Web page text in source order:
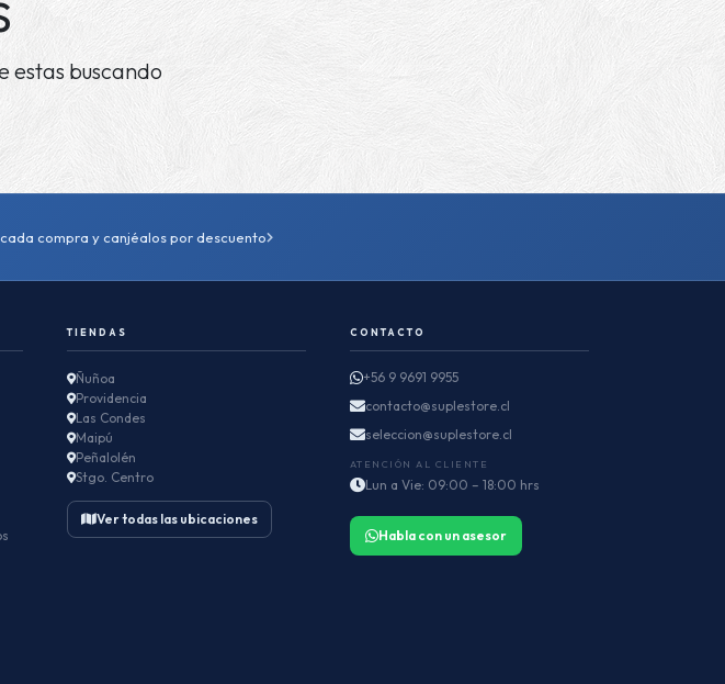
estas buscando
compra y canjéalos por descuento
TIENDAS
Ñuñoa
Providencia
Las Condes
Maipú
Peñalolén
Stgo. Centro
Ver todas las ubicaciones
CONTACTO
+56 9 9691 9955
contacto@suplestore.cl
seleccion@suplestore.cl
ATENCIÓN AL CLIENTE
Lun a Vie: 09:00 – 18:00 hrs
Habla con un asesor